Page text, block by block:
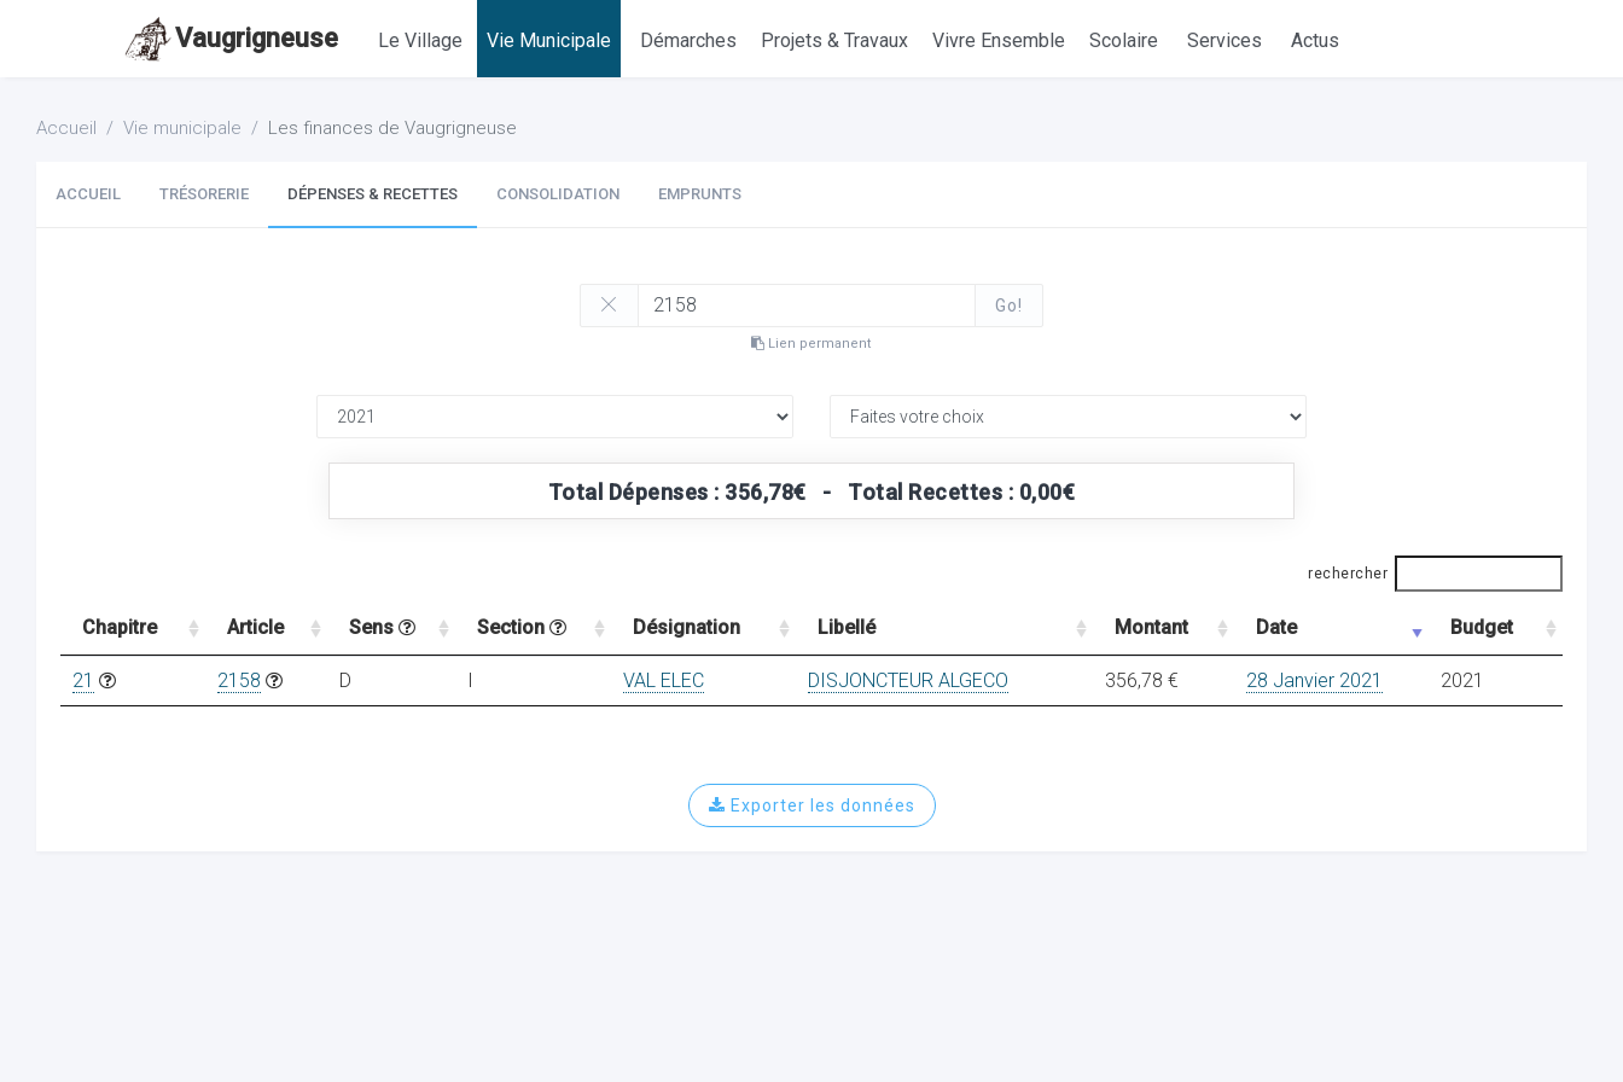
Vaugrigneuse Le Village Vie Municipale Démarches Projets & Travaux Vivre Ensemble Scolaire Services Actus
Accueil Vie municipale Les finances de Vaugrigneuse
ACCUEIL TRÉSORERIE DÉPENSES & RECETTES CONSOLIDATION EMPRUNTS
Go!
Lien permanent
Total Dépenses : 356,78€ - Total Recettes : 0,00€
rechercher
Chapitre Article Sens Section Désignation Libellé Montant Date Budget
21 2158 D I VAL ELEC DISJONCTEUR ALGECO 356,78 € 28 Janvier 2021 2021
Exporter les données